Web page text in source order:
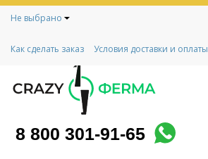
Не выбрано
Как сделать заказ Условия доставки и оплаты
Контакты
Социальный контракт
Любимая ферма
8 800 301-91-65